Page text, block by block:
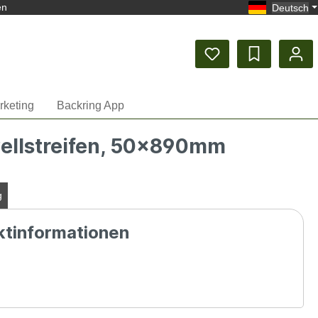
Deutsch
Backring App
50x890mm